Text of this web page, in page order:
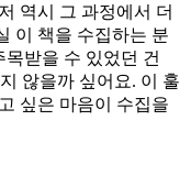
역시 그 과정에서 더
이 책을 수집하는 분
받을 수 있었던 건
않을까 싶어요. 이 훌
싶은 마음이 수집을